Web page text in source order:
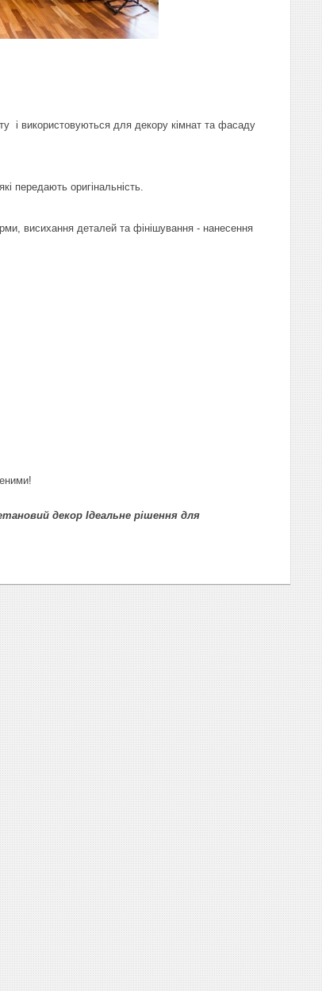
і використовуються для декору кімнат та фасаду
передають оригінальність.
висихання деталей та фінішування - нанесення
декор Ідеальне рішення для